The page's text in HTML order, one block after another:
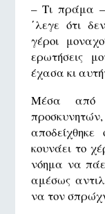
– Τι πράμα
΄λεγε ότι
γέροι
ερωτήσεις
έχασα κι
Μέσα από
κουνάει το
νόημα να
αμέσως
να τον